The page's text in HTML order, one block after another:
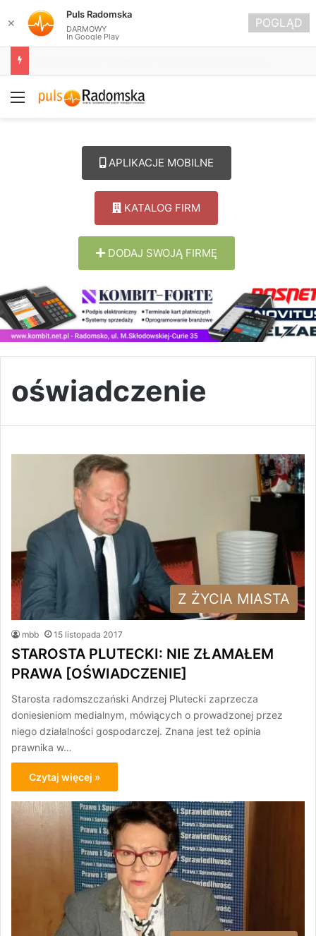
Menu
APLIKACJE MOBILNE
KATALOG FIRM
DODAJ SWOJĄ FIRMĘ
oświadczenie
Z ŻYCIA MIASTA
mbb 15 listopada 2017
STAROSTA PLUTECKI: NIE ZŁAMAŁEM
PRAWA [OŚWIADCZENIE]
Starosta radomszczański Andrzej Plutecki zaprzecza
doniesieniom medialnym, mówiących o prowadzonej przez
niego działalności gospodarczej. Znana jest też opinia
prawnika w…
Czytaj więcej »
✕
Puls Radomska
DARMOWY
In Google Play
POGLĄD